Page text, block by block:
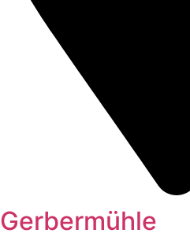
Gerbermühle